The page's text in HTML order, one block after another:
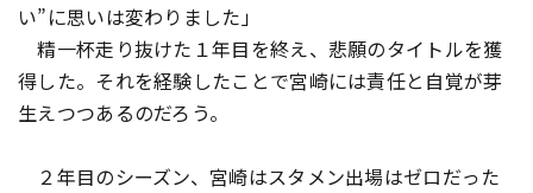
い”に思いは変わりました」
精一杯走り抜けた１年目を終え、悲願のタイトルを獲
得した。それを経験したことで宮崎には責任と自覚が芽
生えつつあるのだろう。
２年目のシーズン、宮崎はスタメン出場はゼロだった